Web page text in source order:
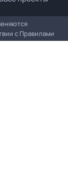
с Правилами